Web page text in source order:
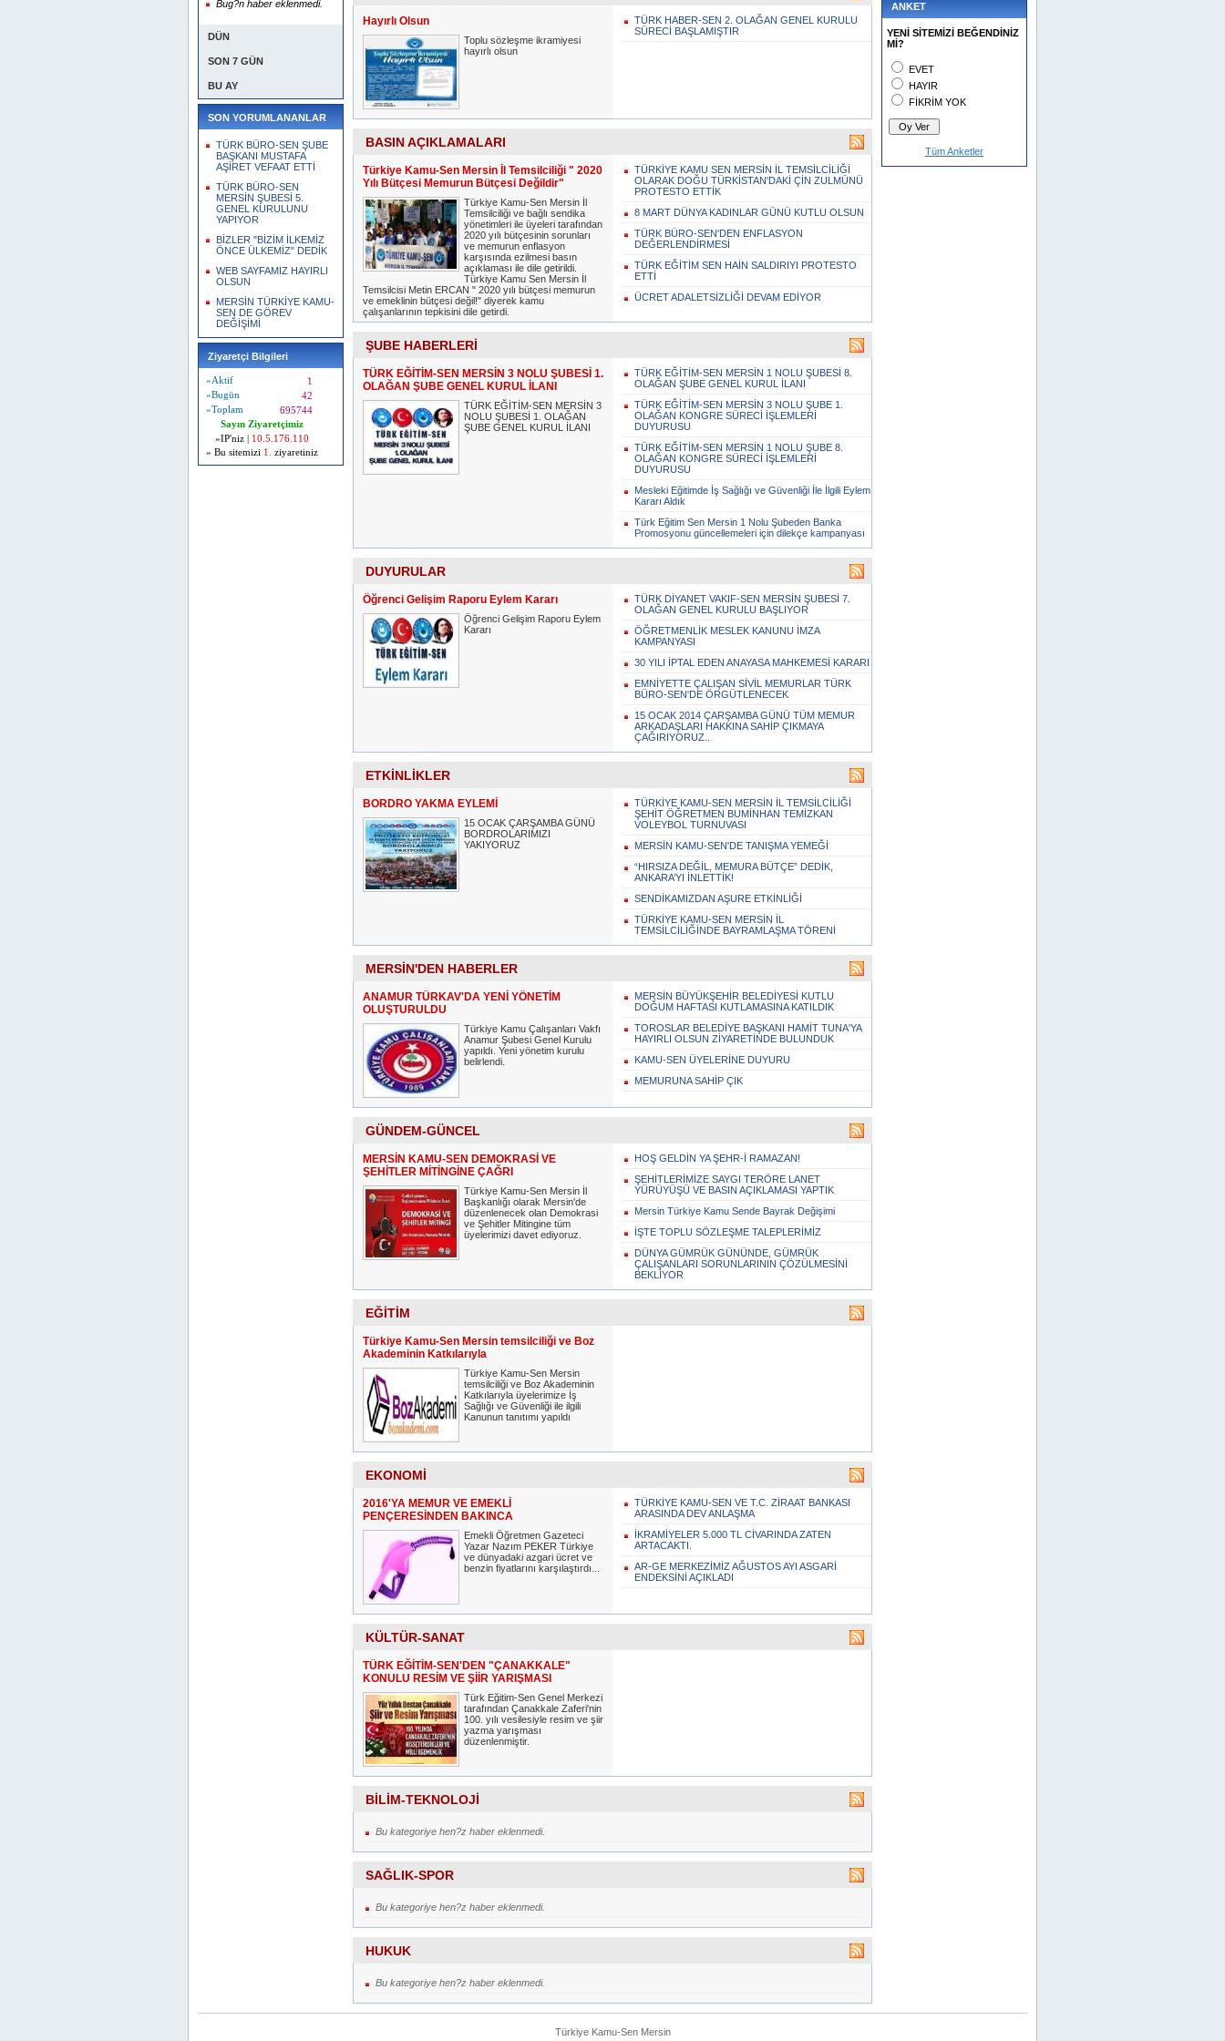
Bug?n haber eklenmedi.
DÜN
SON 7 GÜN
BU AY
SON YORUMLANANLAR
TÜRK BÜRO-SEN ŞUBE
BAŞKANI MUSTAFA
AŞİRET VEFAAT ETTİ
TÜRK BÜRO-SEN
MERSİN ŞUBESİ 5.
GENEL KURULUNU
YAPIYOR
BİZLER "BİZİM İLKEMİZ
ÖNCE ÜLKEMİZ" DEDİK
WEB SAYFAMIZ HAYIRLI
OLSUN
MERSİN TÜRKİYE KAMU-
SEN DE GÖREV
DEĞİŞİMİ
Ziyaretçi Bilgileri
»Aktif
1
»Bugün
42
»Toplam
695744
Sayın Ziyaretçimiz
»IP'niz |
10.5.176.110
» Bu sitemizi 1. ziyaretiniz
Hayırlı Olsun
Toplu sözleşme ikramiyesi
hayırlı olsun
TÜRK HABER-SEN 2. OLAĞAN GENEL KURULU
SÜRECİ BAŞLAMIŞTIR
BASIN AÇIKLAMALARI
Türkiye Kamu-Sen Mersin İl Temsilciliği " 2020
Yılı Bütçesi Memurun Bütçesi Değildir"
Türkiye Kamu-Sen Mersin İl
Temsilciliği ve bağlı sendika
yönetimleri ile üyeleri tarafından
2020 yılı bütçesinin sorunları
ve memurun enflasyon
karşısında ezilmesi basın
açıklaması ile dile getirildi.
Türkiye Kamu Sen Mersin İl
Temsilcisi Metin ERCAN " 2020 yılı bütçesi memurun
ve emeklinin bütçesi değil!" diyerek kamu
çalışanlarının tepkisini dile getirdi.
TÜRKİYE KAMU SEN MERSİN İL TEMSİLCİLİĞİ
OLARAK DOĞU TÜRKİSTAN'DAKİ ÇİN ZULMÜNÜ
PROTESTO ETTİK
8 MART DÜNYA KADINLAR GÜNÜ KUTLU OLSUN
TÜRK BÜRO-SEN'DEN ENFLASYON
DEĞERLENDİRMESİ
TÜRK EĞİTİM SEN HAİN SALDIRIYI PROTESTO
ETTİ
ÜCRET ADALETSİZLİĞİ DEVAM EDİYOR
ŞUBE HABERLERİ
TÜRK EĞİTİM-SEN MERSİN 3 NOLU ŞUBESİ 1.
OLAĞAN ŞUBE GENEL KURUL İLANI
TÜRK EĞİTİM-SEN MERSİN 3
NOLU ŞUBESİ 1. OLAĞAN
ŞUBE GENEL KURUL İLANI
TÜRK EĞİTİM-SEN MERSİN 1 NOLU ŞUBESİ 8.
OLAĞAN ŞUBE GENEL KURUL İLANI
TÜRK EĞİTİM-SEN MERSİN 3 NOLU ŞUBE 1.
OLAĞAN KONGRE SÜRECİ İŞLEMLERİ
DUYURUSU
TÜRK EĞİTİM-SEN MERSİN 1 NOLU ŞUBE 8.
OLAĞAN KONGRE SÜRECİ İŞLEMLERİ
DUYURUSU
Mesleki Eğitimde İş Sağlığı ve Güvenliği İle İlgili Eylem
Kararı Aldık
Türk Eğitim Sen Mersin 1 Nolu Şubeden Banka
Promosyonu güncellemeleri için dilekçe kampanyası
DUYURULAR
Öğrenci Gelişim Raporu Eylem Kararı
Öğrenci Gelişim Raporu Eylem
Kararı
TÜRK DİYANET VAKIF-SEN MERSİN ŞUBESİ 7.
OLAĞAN GENEL KURULU BAŞLIYOR
ÖĞRETMENLİK MESLEK KANUNU İMZA
KAMPANYASI
30 YILI İPTAL EDEN ANAYASA MAHKEMESİ KARARI
EMNİYETTE ÇALIŞAN SİVİL MEMURLAR TÜRK
BÜRO-SEN'DE ÖRGÜTLENECEK
15 OCAK 2014 ÇARŞAMBA GÜNÜ TÜM MEMUR
ARKADAŞLARI HAKKINA SAHİP ÇIKMAYA
ÇAĞIRIYORUZ..
ETKİNLİKLER
BORDRO YAKMA EYLEMİ
15 OCAK ÇARŞAMBA GÜNÜ
BORDROLARIMIZI
YAKIYORUZ
TÜRKİYE KAMU-SEN MERSİN İL TEMSİLCİLİĞİ
ŞEHİT ÖĞRETMEN BUMİNHAN TEMİZKAN
VOLEYBOL TURNUVASI
MERSİN KAMU-SEN'DE TANIŞMA YEMEĞİ
“HIRSIZA DEĞİL, MEMURA BÜTÇE” DEDİK,
ANKARA’YI İNLETTİK!
SENDİKAMIZDAN AŞURE ETKİNLİĞİ
TÜRKİYE KAMU-SEN MERSİN İL
TEMSİLCİLİĞİNDE BAYRAMLAŞMA TÖRENİ
MERSİN'DEN HABERLER
ANAMUR TÜRKAV'DA YENİ YÖNETİM
OLUŞTURULDU
Türkiye Kamu Çalışanları Vakfı
Anamur Şubesi Genel Kurulu
yapıldı. Yeni yönetim kurulu
belirlendi.
MERSİN BÜYÜKŞEHİR BELEDİYESİ KUTLU
DOĞUM HAFTASI KUTLAMASINA KATILDIK
TOROSLAR BELEDİYE BAŞKANI HAMİT TUNA'YA
HAYIRLI OLSUN ZİYARETİNDE BULUNDUK
KAMU-SEN ÜYELERİNE DUYURU
MEMURUNA SAHİP ÇIK
GÜNDEM-GÜNCEL
MERSİN KAMU-SEN DEMOKRASİ VE
ŞEHİTLER MİTİNGİNE ÇAĞRI
Türkiye Kamu-Sen Mersin İl
Başkanlığı olarak Mersin'de
düzenlenecek olan Demokrasi
ve Şehitler Mitingine tüm
üyelerimizi davet ediyoruz.
HOŞ GELDİN YA ŞEHR-İ RAMAZAN!
ŞEHİTLERİMİZE SAYGI TERÖRE LANET
YÜRÜYÜŞÜ VE BASIN AÇIKLAMASI YAPTIK
Mersin Türkiye Kamu Sende Bayrak Değişimi
İŞTE TOPLU SÖZLEŞME TALEPLERİMİZ
DÜNYA GÜMRÜK GÜNÜNDE, GÜMRÜK
ÇALIŞANLARI SORUNLARININ ÇÖZÜLMESİNİ
BEKLİYOR
EĞİTİM
Türkiye Kamu-Sen Mersin temsilciliği ve Boz
Akademinin Katkılarıyla
Türkiye Kamu-Sen Mersin
temsilciliği ve Boz Akademinin
Katkılarıyla üyelerimize İş
Sağlığı ve Güvenliği ile ilgili
Kanunun tanıtımı yapıldı
EKONOMİ
2016'YA MEMUR VE EMEKLİ
PENÇERESİNDEN BAKINCA
Emekli Öğretmen Gazeteci
Yazar Nazım PEKER Türkiye
ve dünyadaki azgari ücret ve
benzin fiyatlarını karşılaştırdı...
TÜRKİYE KAMU-SEN VE T.C. ZİRAAT BANKASI
ARASINDA DEV ANLAŞMA
İKRAMİYELER 5.000 TL CİVARINDA ZATEN
ARTACAKTI.
AR-GE MERKEZİMİZ AĞUSTOS AYI ASGARİ
ENDEKSİNİ AÇIKLADI
KÜLTÜR-SANAT
TÜRK EĞİTİM-SEN'DEN "ÇANAKKALE"
KONULU RESİM VE ŞİİR YARIŞMASI
Türk Eğitim-Sen Genel Merkezi
tarafından Çanakkale Zaferi'nin
100. yılı vesilesiyle resim ve şiir
yazma yarışması
düzenlenmiştir.
BİLİM-TEKNOLOJİ
Bu kategoriye hen?z haber eklenmedi.
SAĞLIK-SPOR
Bu kategoriye hen?z haber eklenmedi.
HUKUK
Bu kategoriye hen?z haber eklenmedi.
ANKET
YENİ SİTEMİZİ BEĞENDİNİZ
Mİ?
EVET
HAYIR
FİKRİM YOK
Tüm Anketler
Türkiye Kamu-Sen Mersin